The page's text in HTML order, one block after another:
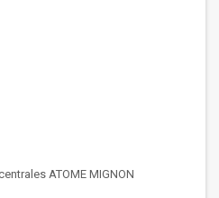
ATOME MIGNON